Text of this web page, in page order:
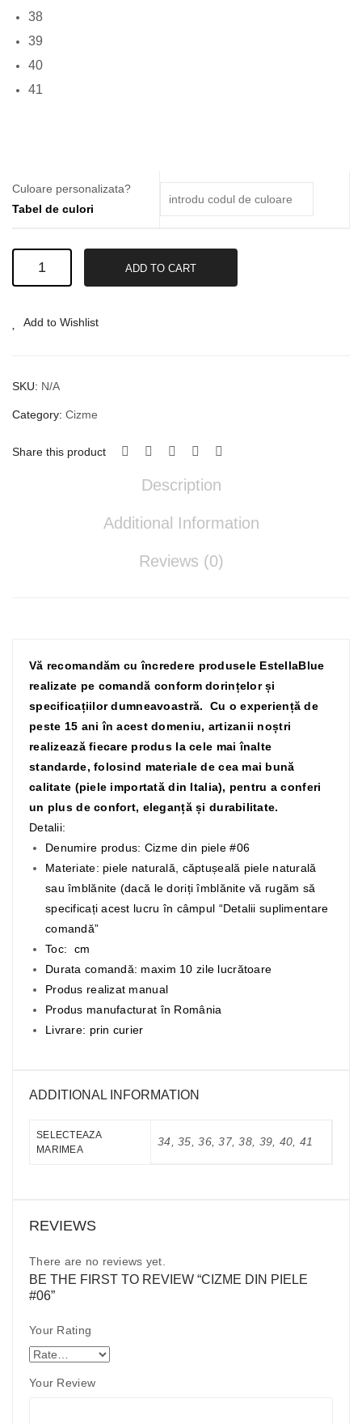
38
39
40
41
Culoare personalizata?
Tabel de culori
Cizme
#06
ADD TO CART
Add to Wishlist
SKU: N/A
Category: Cizme
Share this product
Description
Additional Information
Reviews (0)
Vă recomandăm cu încredere produsele EstellaBlue
realizate pe comandă conform dorințelor și
specificațiilor dumneavoastră. Cu o experiență de
peste 15 ani în acest domeniu, artizanii noștri
realizează fiecare produs la cele mai înalte
standarde, folosind materiale de cea mai bună
calitate (piele importată din Italia), pentru a conferi
un plus de confort, eleganță și durabilitate.
Detalii:
Denumire produs: Cizme din piele #06
Materiate: piele naturală, căptușeală piele naturală
sau îmblănite (dacă le doriți îmblănite vă rugăm să
specificați acest lucru în câmpul “Detalii suplimentare
comandă”
Toc: cm
Durata comandă: maxim 10 zile lucrătoare
Produs realizat manual
Produs manufacturat în România
Livrare: prin curier
ADDITIONAL INFORMATION
SELECTEAZA
MARIMEA
34, 35, 36, 37, 38, 39, 40, 41
REVIEWS
There are no reviews yet.
BE THE FIRST TO REVIEW “CIZME DIN PIELE
#06”
Your Rating
Your Review